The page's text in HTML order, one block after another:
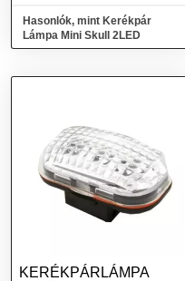
Hasonlók, mint Kerékpár
Lámpa Mini Skull 2LED
KERÉKPÁRLÁMPA